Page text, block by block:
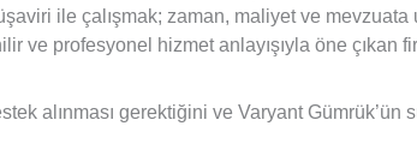
ile çalışmak; zaman, maliyet ve mevzuata
ve profesyonel hizmet anlayışıyla öne çıkan
alınması gerektiğini ve Varyant Gümrük’ün